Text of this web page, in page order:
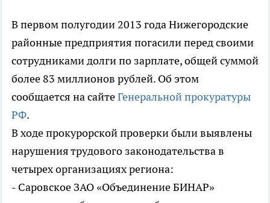
В первом полугодии 2013 года Нижегородские
районные предприятия погасили перед своими
сотрудниками долги по зарплате, общей суммой
более 83 миллионов рублей. Об этом
сообщается на сайтеГенеральной прокуратуры
РФ.
В ходе прокурорской проверки были выявлены
нарушения трудового законодательства в
четырех организациях региона:
- Саровское ЗАО «Объединение БИНАР»